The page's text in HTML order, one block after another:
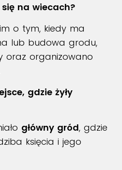
na wiecach?
o tym, kiedy ma
lub budowa grodu,
oraz organizowano
gdzie żyły
główny gród, gdzie
księcia i jego